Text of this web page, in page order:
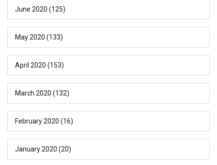
June 2020 (125)
May 2020 (133)
April 2020 (153)
March 2020 (132)
February 2020 (16)
January 2020 (20)